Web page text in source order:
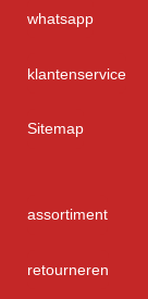
whatsapp
klantenservice
Sitemap
assortiment
retourneren